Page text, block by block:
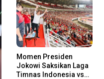
Momen Presiden
Jokowi Saksikan Laga
Timnas Indonesia vs